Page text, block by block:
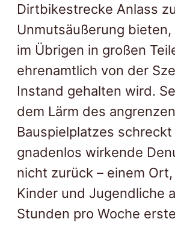
Dirtbikestrecke Anlass
Unmutsäußerung
im Übrigen in großen
ehrenamtlich von der
Instand gehalten wird.
dem Lärm des
Bauspielplatzes
gnadenlos wirkende
nicht zurück – einem
Kinder und Jugendliche
Stunden pro Woche erste